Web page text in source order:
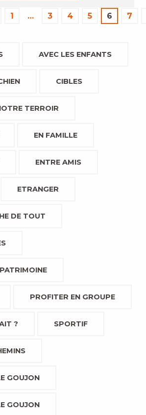
1 … 3 4 5 6 7
AVEC LES ENFANTS
CIBLES
TERROIR
EN FAMILLE
ENTRE AMIS
ETRANGER
DE TOUT
PROFITER EN GROUPE
? SPORTIF
GOUJON
GOUJON